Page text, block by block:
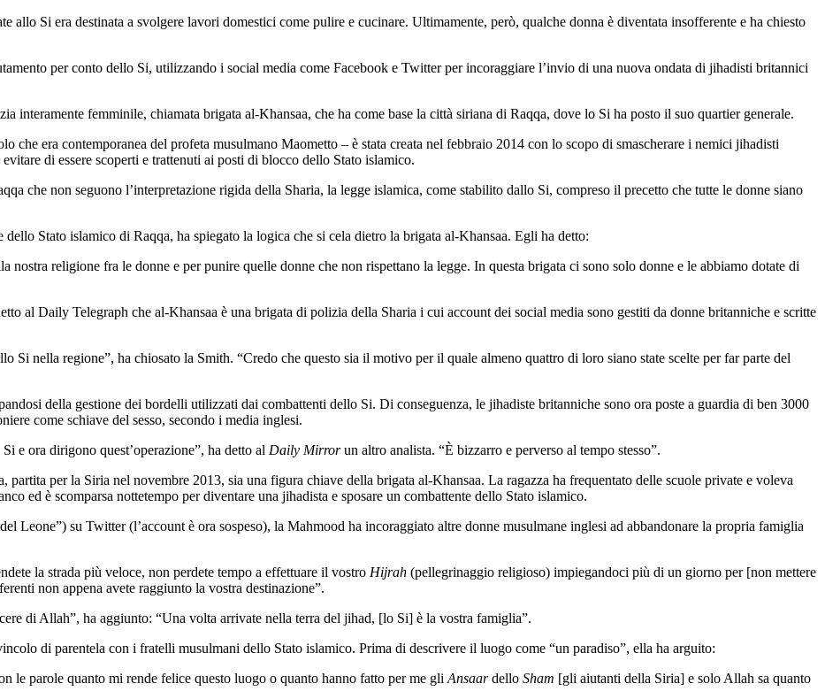
allo Si era destinata a svolgere lavori domestici come pulire e cucinare. Ultimamente, però, qualche donna è diventata insofferente e ha chiesto
per conto dello Si, utilizzando i social media come Facebook e Twitter per incoraggiare l’invio di una nuova ondata di jihadisti britannici
interamente femminile, chiamata brigata al-Khansaa, che ha come base la città siriana di Raqqa, dove lo Si ha posto il suo quartier generale.
che era contemporanea del profeta musulmano Maometto – è stata creata nel febbraio 2014 con lo scopo di smascherare i nemici jihadisti
di essere scoperti e trattenuti ai posti di blocco dello Stato islamico.
che non seguono l’interpretazione rigida della Sharia, la legge islamica, come stabilito dallo Si, compreso il precetto che tutte le donne siano
Stato islamico di Raqqa, ha spiegato la logica che si cela dietro la brigata al-Khansaa. Egli ha detto:
nostra religione fra le donne e per punire quelle donne che non rispettano la legge. In questa brigata ci sono solo donne e le abbiamo dotate di
al Daily Telegraph che al-Khansaa è una brigata di polizia della Sharia i cui account dei social media sono gestiti da donne britanniche e scritte
Si nella regione”, ha chiosato la Smith. “Credo che questo sia il motivo per il quale almeno quattro di loro siano state scelte per far parte del
della gestione dei bordelli utilizzati dai combattenti dello Si. Di conseguenza, le jihadiste britanniche sono ora poste a guardia di ben 3000
come schiave del sesso, secondo i media inglesi.
e ora dirigono quest’operazione”, ha detto al Daily Mirrorun altro analista. “È bizzarro e perverso al tempo stesso”.
per la Siria nel novembre 2013, sia una figura chiave della brigata al-Khansaa. La ragazza ha frequentato delle scuole private e voleva
ed è scomparsa nottetempo per diventare una jihadista e sposare un combattente dello Stato islamico.
Leone”) su Twitter (l’account è ora sospeso), la Mahmood ha incoraggiato altre donne musulmane inglesi ad abbandonare la propria famiglia
la strada più veloce, non perdete tempo a effettuare il vostro Hijrah (pellegrinaggio religioso) impiegandoci più di un giorno per [non mettere
non appena avete raggiunto la vostra destinazione”.
di Allah”, ha aggiunto: “Una volta arrivate nella terra del jihad, [lo Si] è la vostra famiglia”.
di parentela con i fratelli musulmani dello Stato islamico. Prima di descrivere il luogo come “un paradiso”, ella ha arguito:
le parole quanto mi rende felice questo luogo o quanto hanno fatto per me gli Ansaardello Sham [gli aiutanti della Siria] e solo Allah sa quanto